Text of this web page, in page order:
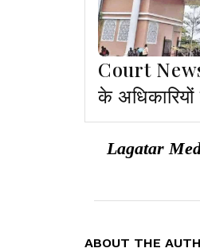
Court
के
HC सख्त,
Lagatar
ABOUT THE